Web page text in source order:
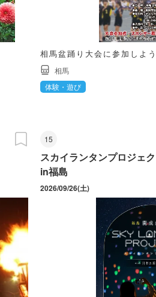
相馬盆踊り大会に参加しよう
相馬
体験・遊び
15
スカイランタンプロジェ
in福島
2026/09/26(土)